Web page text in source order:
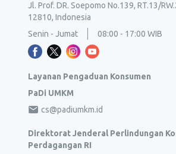
Jl. Prof. DR. Soepomo No.139, RT.13/
12810, Indonesia
Senin - Jumat
08:00 - 17:00 WIB
Layanan Pengaduan Konsumen
PaDi UMKM
cs@padiumkm.id
Direktorat Jenderal Perlindungan
Perdagangan RI